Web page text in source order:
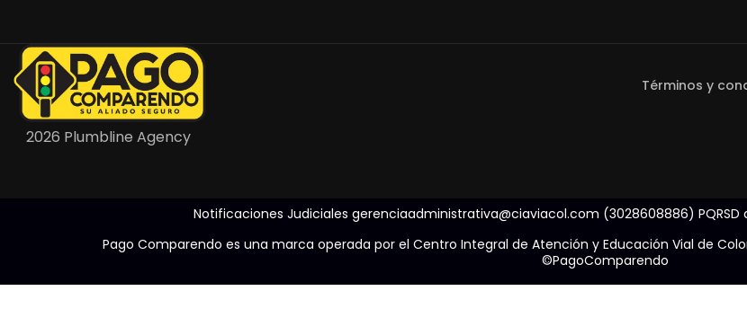
2026 Plumbline Agency
Términos y
Notificaciones Judiciales gerenciaadministrativa@ciaviacol.com (3028608886)
Pago Comparendo es una marca operada por el Centro Integral de Atención y Educación Vial de
©PagoComparendo